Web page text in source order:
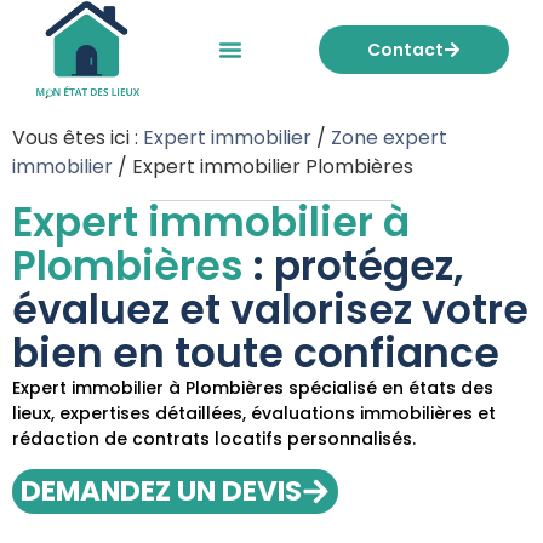
Contact
Expert immobilier à
Plombières : protégez,
évaluez et valorisez votre
bien en toute confiance
Expert immobilier à Plombières spécialisé en états des
lieux, expertises détaillées, évaluations immobilières et
rédaction de contrats locatifs personnalisés.
DEMANDEZ UN DEVIS
Vous êtes ici : Expert immobilier / Zone expert
immobilier / Expert immobilier Plombières